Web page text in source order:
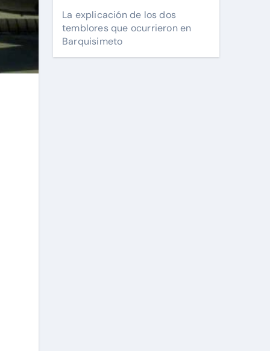
La explicación de los dos
temblores que ocurrieron en
Barquisimeto